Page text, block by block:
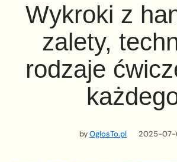
Wykroki z
zalety,
rodzaje
byOglosTo.pl 2025-